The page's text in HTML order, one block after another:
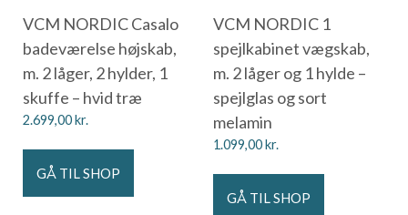
VCM NORDIC Casalo
badeværelse højskab,
m. 2 låger, 2 hylder, 1
skuffe – hvid træ
2.699,00kr.
GÅ TIL SHOP
VCM NORDIC 1
spejlkabinet vægskab,
m. 2 låger og 1 hylde –
spejlglas og sort
melamin
1.099,00kr.
GÅ TIL SHOP